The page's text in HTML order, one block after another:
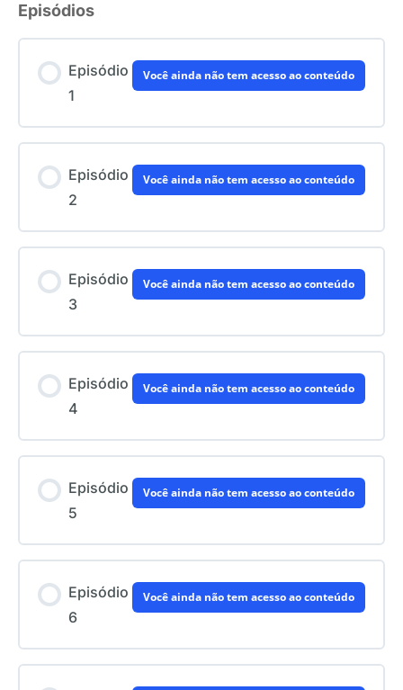
Episódios
Episódio
1
Você ainda não tem acesso ao conteúdo
Episódio
2
Você ainda não tem acesso ao conteúdo
Episódio
3
Você ainda não tem acesso ao conteúdo
Episódio
4
Você ainda não tem acesso ao conteúdo
Episódio
5
Você ainda não tem acesso ao conteúdo
Episódio
6
Você ainda não tem acesso ao conteúdo